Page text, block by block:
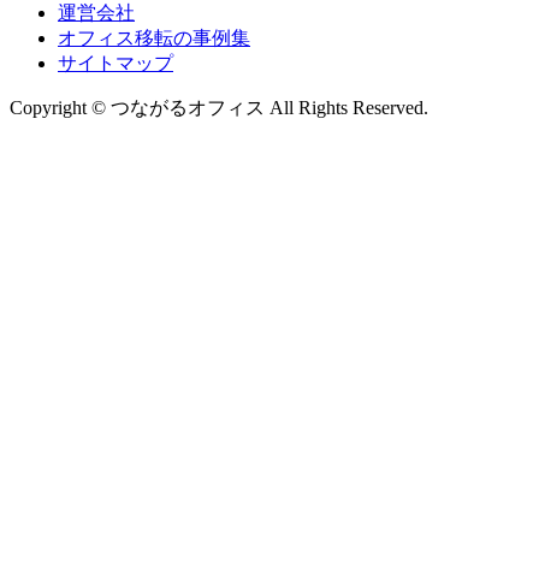
運営会社
オフィス移転の事例集
サイトマップ
Copyright © つながるオフィス All Rights Reserved.